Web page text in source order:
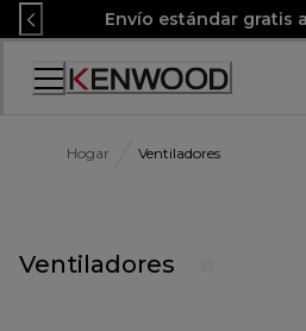
Skip
to
Content
Envío estándar gratis
Accessibility
Hogar Ventiladores
Ventiladores